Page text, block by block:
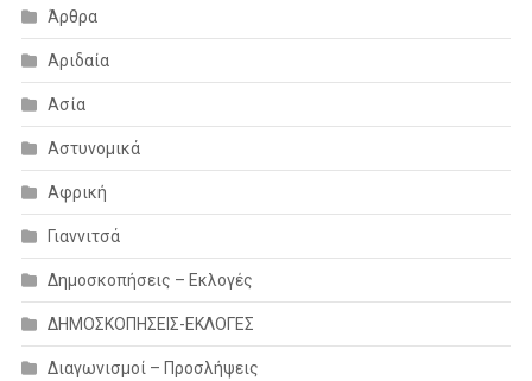
Άρθρα
Αριδαία
Ασία
Αστυνομικά
Αφρική
Γιαννιτσά
Δημοσκοπήσεις – Εκλογές
ΔΗΜΟΣΚΟΠΗΣΕΙΣ-ΕΚΛΟΓΕΣ
Διαγωνισμοί – Προσλήψεις